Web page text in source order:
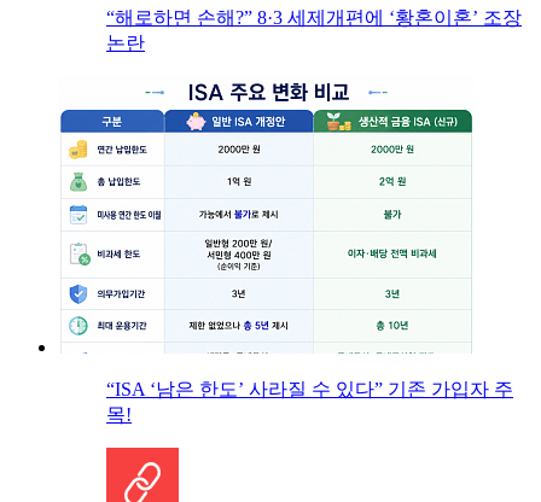
“해로하면 손해?” 8·3 세제개편에 ‘황혼이혼’ 조장
논란
“ISA ‘남은 한도’ 사라질 수 있다” 기존 가입자 주
목!